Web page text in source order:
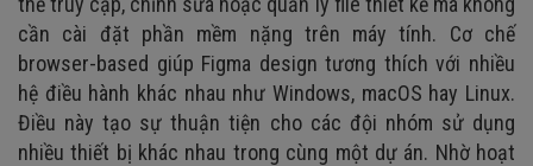
cần cài đặt phần mềm nặng trên máy tính. Cơ chế
browser-based giúp Figma design tương thích với nhiều
hệ điều hành khác nhau như Windows, macOS hay Linux.
Điều này tạo sự thuận tiện cho các đội nhóm sử dụng
nhiều thiết bị khác nhau trong cùng một dự án. Nhờ hoạt